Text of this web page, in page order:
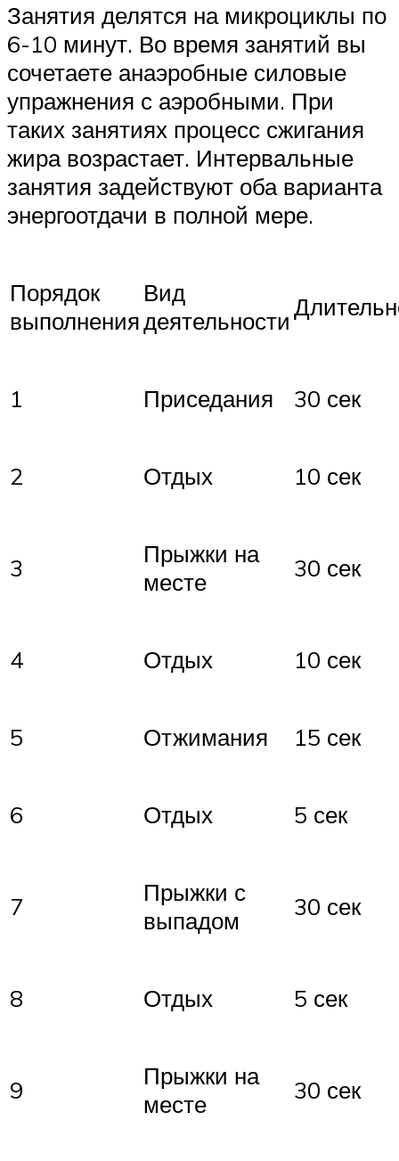
Занятия делятся на микроциклы по
6-10 минут. Во время занятий вы
сочетаете анаэробные силовые
упражнения с аэробными. При
таких занятиях процесс сжигания
жира возрастает. Интервальные
занятия задействуют оба варианта
энергоотдачи в полной мере.
Порядок
выполнения
Вид
деятельности
1 Приседания 30 сек
2 Отдых 10 сек
3
Прыжки на
месте
30 сек
4 Отдых 10 сек
5 Отжимания 15 сек
6 Отдых 5 сек
7
Прыжки с
выпадом
30 сек
8 Отдых 5 сек
9
Прыжки на
месте
30 сек